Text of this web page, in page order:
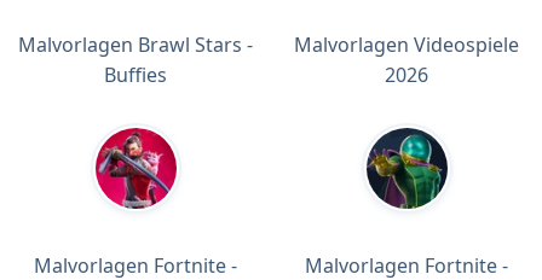
Malvorlagen Brawl Stars -
Buffies
Malvorlagen Videospiele
2026
Malvorlagen Fortnite -
Malvorlagen Fortnite -